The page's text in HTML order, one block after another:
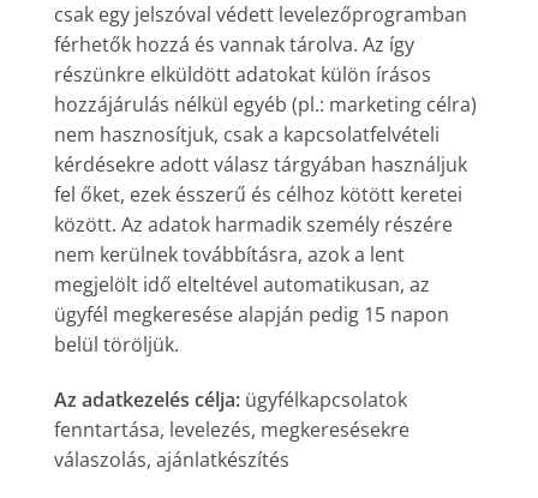
csak egy jelszóval védett levelezőprogramban
férhetők hozzá és vannak tárolva. Az így
részünkre elküldött adatokat külön írásos
hozzájárulás nélkül egyéb (pl.: marketing célra)
nem hasznosítjuk, csak a kapcsolatfelvételi
kérdésekre adott válasz tárgyában használjuk
fel őket, ezek ésszerű és célhoz kötött keretei
között. Az adatok harmadik személy részére
nem kerülnek továbbításra, azok a lent
megjelölt idő elteltével automatikusan, az
ügyfél megkeresése alapján pedig 15 napon
belül töröljük.
Az adatkezelés célja: ügyfélkapcsolatok
fenntartása, levelezés, megkeresésekre
válaszolás, ajánlatkészítés